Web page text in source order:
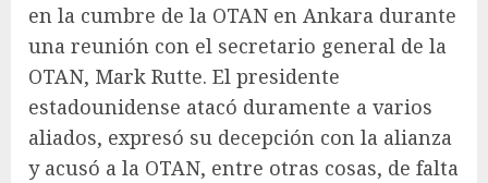
en la cumbre de la OTAN en Ankara durante
una reunión con el secretario general de la
OTAN, Mark Rutte. El presidente
estadounidense atacó duramente a varios
aliados, expresó su decepción con la alianza
y acusó a la OTAN, entre otras cosas, de falta